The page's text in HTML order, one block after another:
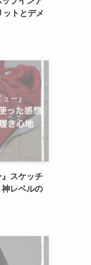
トとデメ
』スケッチ
レベルの